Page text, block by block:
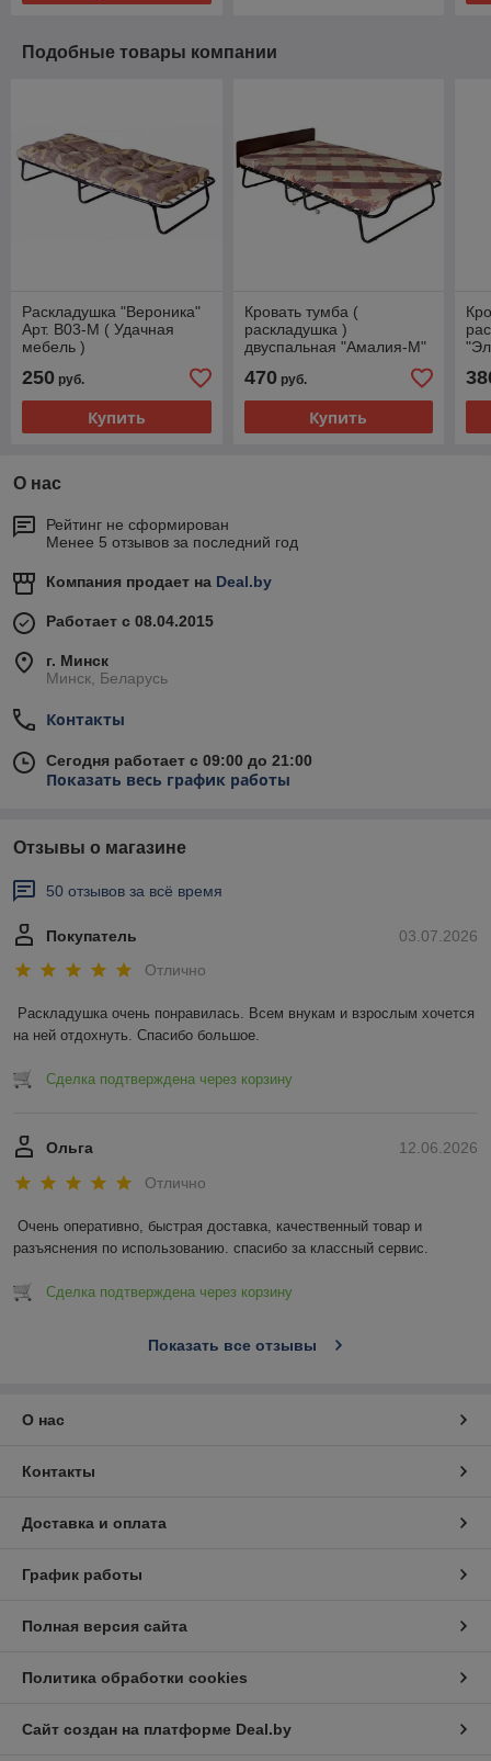
Подобные товары компании
Раскладушка "Вероника"
Арт. В03-М ( Удачная
мебель )
250 руб.
Купить
Кровать тумба (
раскладушка )
двуспальная "Амалия-М"
Арт.В30-М ( Удачная
мебель
470руб.
Купить
О нас
Рейтинг не сформирован
Менее 5 отзывов за последний год
Компания продает на Deal.by
Работает с 08.04.2015
г. Минск
Минск, Беларусь
Контакты
Сегодня работает с 09:00 до 21:00
Показать весь график работы
Отзывы о магазине
50 отзывов за всё время
03.07.2026
Покупатель
Отлично
Раскладушка очень понравилась. Всем внукам и взрослым хочется
на ней отдохнуть. Спасибо большое.
Сделка подтверждена через корзину
12.06.2026
Ольга
Отлично
Очень оперативно, быстрая доставка, качественный товар и
разъяснения по использованию. спасибо за классный сервис.
Сделка подтверждена через корзину
Показать все отзывы
О нас
Контакты
Доставка и оплата
График работы
Полная версия сайта
Политика обработки cookies
Сайт создан на платформе Deal.by